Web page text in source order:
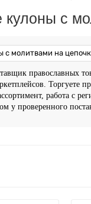
с
православных
Торгуете
работа с
у проверенного